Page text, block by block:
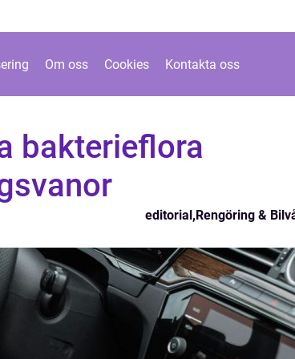
Om oss Cookies Kontakta oss
bakterieflora
editorial,Rengöring &